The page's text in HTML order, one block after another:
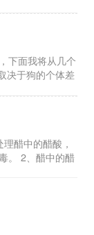
下面我将从几个
决于狗的个体差
醋中的醋酸，
。 2、醋中的醋